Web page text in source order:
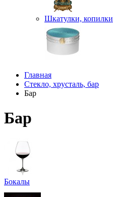
Шкатулки, копилки
Главная
Стекло, хрусталь, бар
Бар
Бар
Бокалы